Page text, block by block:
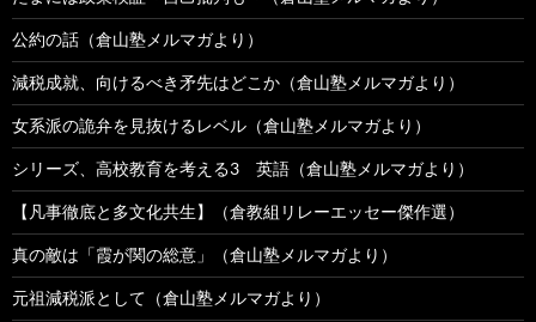
公約の話（倉山塾メルマガより）
減税成就、向けるべき矛先はどこか（倉山塾メルマガより）
女系派の詭弁を見抜けるレベル（倉山塾メルマガより）
シリーズ、高校教育を考える3 英語（倉山塾メルマガより）
【凡事徹底と多文化共生】（倉教組リレーエッセー傑作選）
真の敵は「霞が関の総意」（倉山塾メルマガより）
元祖減税派として（倉山塾メルマガより）